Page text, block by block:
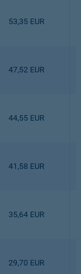
53,35 EUR
47,52 EUR
44,55 EUR
41,58 EUR
35,64 EUR
29,70 EUR